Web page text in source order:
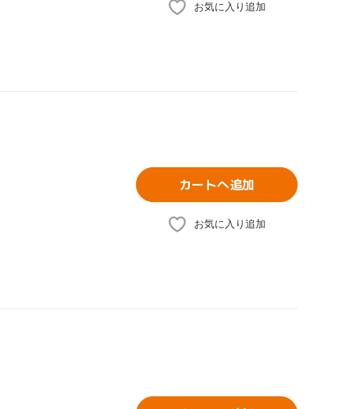
お気に入り追加
カートへ追加
お気に入り追加